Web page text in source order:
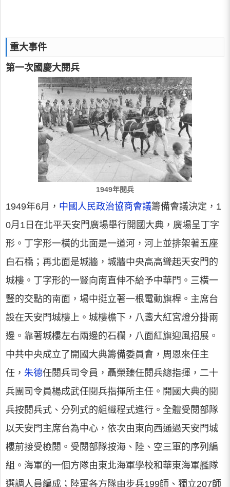
重大事件
第一次國慶大閱兵
1949年閱兵
1949年6月， 中國人民政治協商會議籌備會議決定，1
0月1日在北平天安門廣場舉行開國大典，廣場呈丁字
形。丁字形一橫的北面是一道河，河上並排架著五座
白石橋；再北面是城牆，城牆中央高高聳起天安門的
城樓。丁字形的一豎向南直伸不給予中華門。三橫一
豎的交點的南面，場中挺立著一根電動旗桿。主席台
設在天安門城樓上。城樓檐下，八盞大紅宮燈分掛兩
邊。靠著城樓左右兩邊的石欄，八面紅旗迎風招展。
中共中央成立了開國大典籌備委員會，周恩來任主
任， 朱德任閱兵司令員，聶榮臻任閱兵總指揮，二十
兵團司令員楊成武任閱兵指揮所主任。開國大典的閱
兵按閱兵式、分列式的組織程式進行。全體受閱部隊
以天安門主席台為中心，依次由東向西通過天安門城
樓前接受檢閱。受閱部隊按海、陸、空三軍的序列編
組。海軍的一個方隊由東北海軍學校和華東海軍艦隊
選調人員編成；陸軍各方隊由步兵199師、獨立207師